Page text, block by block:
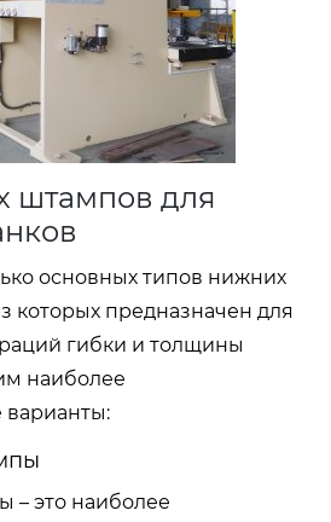
штампов для
основных типов нижних
которых предназначен для
гибки и толщины
наиболее
варианты:
– это наиболее